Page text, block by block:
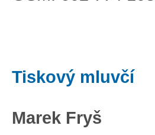
Tiskový mluvčí
Marek Fryš